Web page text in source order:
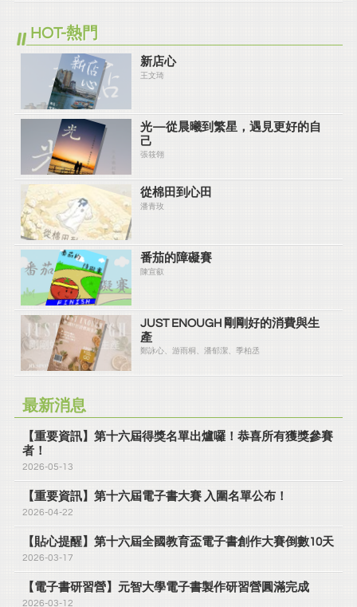
HOT-熱門
新店心
王文琦
光—從晨曦到繁星，遇見更好的自
己
張筱翎
從棉田到心田
潘青玫
番茄的障礙賽
陳宣叡
JUST ENOUGH 剛剛好的消費與生
產
鄭詠心、游雨桐、潘郁潔、季柏丞
最新消息
【重要資訊】第十六屆得獎名單出爐囉！恭喜所有獲獎參賽
者！
2026-05-13
【重要資訊】第十六屆電子書大賽 入圍名單公布！
2026-04-22
【貼心提醒】第十六屆全國教育盃電子書創作大賽倒數10天
2026-03-17
【電子書研習營】元智大學電子書製作研習營圓滿完成
2026-03-12